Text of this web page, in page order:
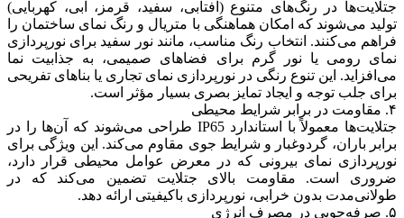
جتلایت‌ها در رنگ‌های متنوع (آفتابی، سفید، قرمز، آبی، کهربایی)
تولید می‌شوند که امکان هماهنگی با متریال و رنگ نمای ساختمان را
فراهم می‌کنند. انتخاب رنگ مناسب، مانند نور سفید برای نورپردازی
نمای رومی یا نور گرم برای فضاهای صمیمی، به جذابیت نما
می‌افزاید. این تنوع رنگی در نورپردازی نمای تجاری یا بناهای تفریحی
برای جلب توجه و ایجاد تمایز بصری بسیار مؤثر است.
۴. مقاومت در برابر شرایط محیطی
جتلایت‌ها معمولاً با استاندارد IP65 طراحی می‌شوند که آن‌ها را در
برابر باران، گردوغبار و شرایط جوی مقاوم می‌کند. این ویژگی برای
نورپردازی نمای بیرونی که در معرض عوامل محیطی قرار دارد،
ضروری است. مقاومت بالای جتلایت تضمین می‌کند که در
طولانی‌مدت بدون خرابی، نورپردازی باکیفیتی ارائه دهد.
۵. صرفه‌جویی در مصرف انرژی